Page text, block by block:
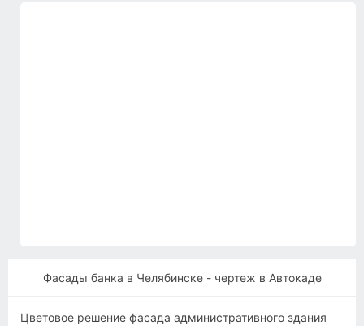
Фасады банка в Челябинске - чертеж в Автокаде
Цветовое решение фасада административного здания